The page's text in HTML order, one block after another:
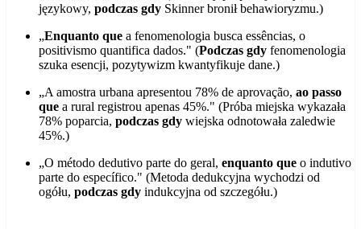
językowy, podczas gdy Skinner bronił behawioryzmu.)
„Enquanto que a fenomenologia busca essências, o
positivismo quantifica dados." (Podczas gdy fenomenologia
szuka esencji, pozytywizm kwantyfikuje dane.)
„A amostra urbana apresentou 78% de aprovação, ao passo
que a rural registrou apenas 45%." (Próba miejska wykazała
78% poparcia, podczas gdy wiejska odnotowała zaledwie
45%.)
„O método dedutivo parte do geral, enquanto que o indutivo
parte do específico." (Metoda dedukcyjna wychodzi od
ogółu, podczas gdy indukcyjna od szczegółu.)